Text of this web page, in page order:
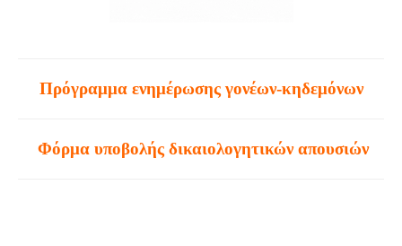
Πρόγραμμα ενημέρωσης γονέων-κηδεμόνων
Φόρμα υποβολής δικαιολογητικών απουσιών